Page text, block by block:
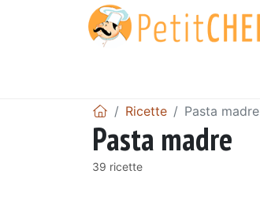
Ricette Pasta madre
Pasta madre
39 ricette